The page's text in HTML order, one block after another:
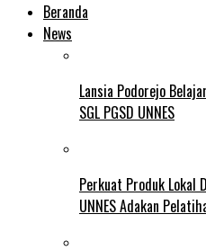
Beranda
News
Lansia Podorejo
SGL PGSD UNNES
Perkuat Produk Lokal
UNNES Adakan